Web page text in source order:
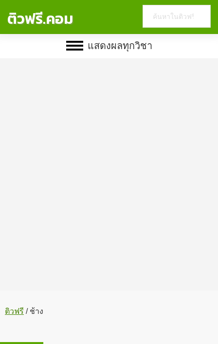
ติวฟรี.คอม
website
แสดงผลทุกวิชา
ติวฟรี /ช้าง